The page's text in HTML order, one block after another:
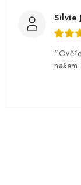
Silvie
našem